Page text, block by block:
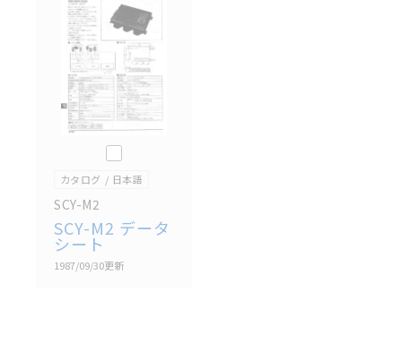
記載されているサービス内容や連絡先等は作成当時の
ものであり、変更・改定させていただいている可能性
があります。改めて当サイトの掲載内容をご確認のう
え、ご用命下さいますようお願いいたします。
このカタログを選択
カタログ 日本語
SCY-M2
SCY-M2 データ
シート
1987/09/30更新